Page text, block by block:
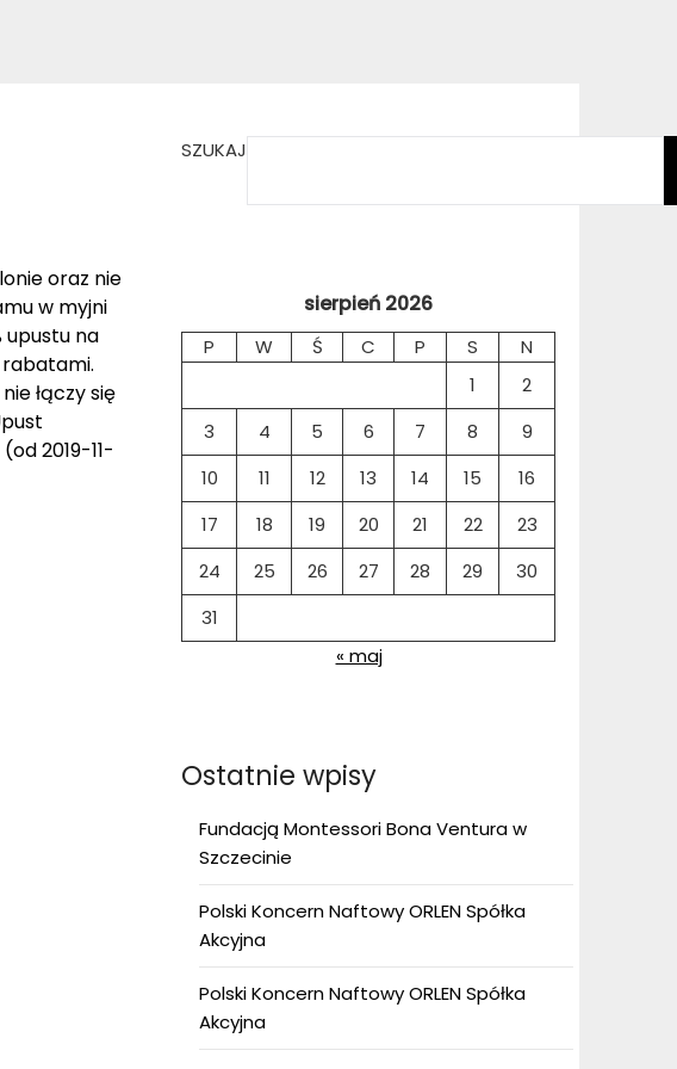
oraz nie
w myjni
upustu na
łączy się
2019-11-
SZUKAJ
sierpień 2026
P W Ś C P S
N
1
2
3
4 5 6 7 8
9
10
11 12 13 14 15
16
17
18 19 20 21 22
23
24
25 26 27 28 29
30
31
« maj
Ostatnie wpisy
Fundacją Montessori Bona Ventura w
Szczecinie
Polski Koncern Naftowy ORLEN Spółka
Akcyjna
Polski Koncern Naftowy ORLEN Spółka
Akcyjna